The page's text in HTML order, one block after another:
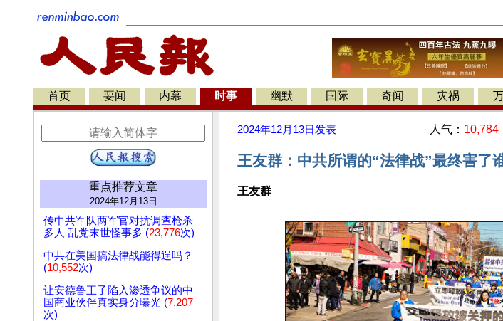
首页 要闻 内幕 时事 幽默 国际 奇闻 灾祸
重点推荐文章
2024年12月13日
传中共军队两军官对抗调查枪杀
多人 乱党末世怪事多 (23,776次)
中共在美国搞法律战能得逞吗？
(10,552次)
让安德鲁王子陷入渗透争议的中
国商业伙伴真实身分曝光 (7,207
次)
2024年12月13日 发表 人气： 10,784
王友群：中共所谓的“法律战”最终害了
王友群